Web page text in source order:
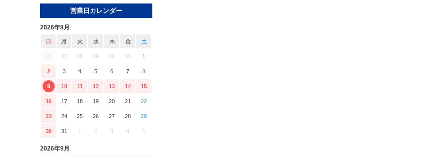
営業日カレンダー
2026年8月
日 月 火 水 木 金 土
26 27 28 29 30 31 1
2 3 4 5 6 7 8
9 10 11 12 13 14 15
16 17 18 19 20 21 22
23 24 25 26 27 28 29
30 31 1 2 3 4 5
2026年9月